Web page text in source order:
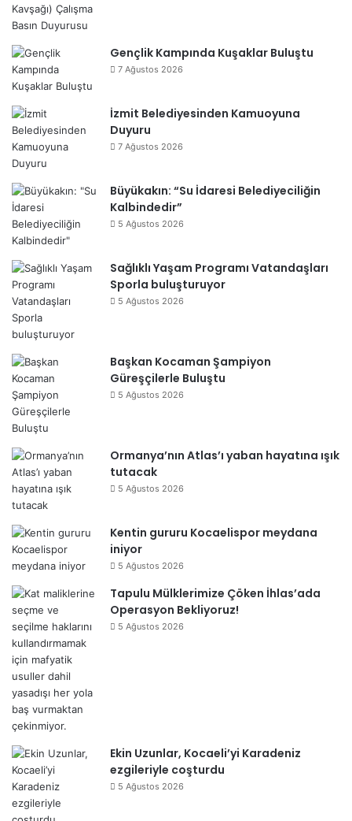
Gençlik Kampında Kuşaklar Buluştu
7 Ağustos 2026
İzmit Belediyesinden Kamuoyuna
Duyuru
7 Ağustos 2026
Büyükakın: “Su İdaresi Belediyeciliğin
Kalbindedir”
5 Ağustos 2026
Sağlıklı Yaşam Programı Vatandaşları
Sporla buluşturuyor
5 Ağustos 2026
Başkan Kocaman Şampiyon
Güreşçilerle Buluştu
5 Ağustos 2026
Ormanya’nın Atlas’ı yaban hayatına ışık
tutacak
5 Ağustos 2026
Kentin gururu Kocaelispor meydana
iniyor
5 Ağustos 2026
Tapulu Mülklerimize Çöken İhlas’ada
Operasyon Bekliyoruz!
5 Ağustos 2026
Ekin Uzunlar, Kocaeli’yi Karadeniz
ezgileriyle coşturdu
5 Ağustos 2026